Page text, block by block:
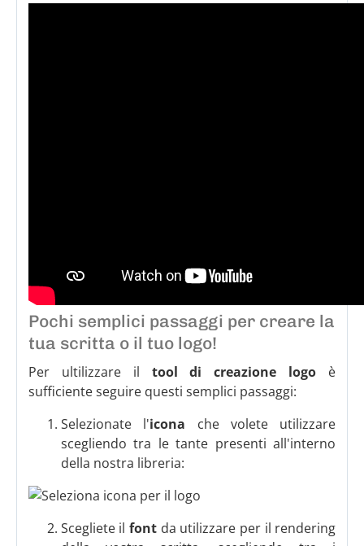
Pochi semplici passaggi per creare la
tua scritta o il tuo logo!
Per ultilizzare il tool di creazione logo è
sufficiente seguire questi semplici passaggi:
Selezionate l'icona che volete utilizzare
scegliendo tra le tante presenti all'interno
della nostra libreria:
Scegliete il fontda utilizzare per il rendering